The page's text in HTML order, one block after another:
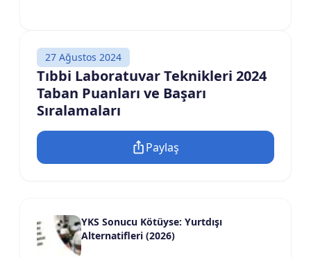
27 Ağustos 2024
Tıbbi Laboratuvar Teknikleri 2024
Taban Puanları ve Başarı
Sıralamaları
Paylaş
YKS Sonucu Kötüyse: Yurtdışı
Alternatifleri (2026)